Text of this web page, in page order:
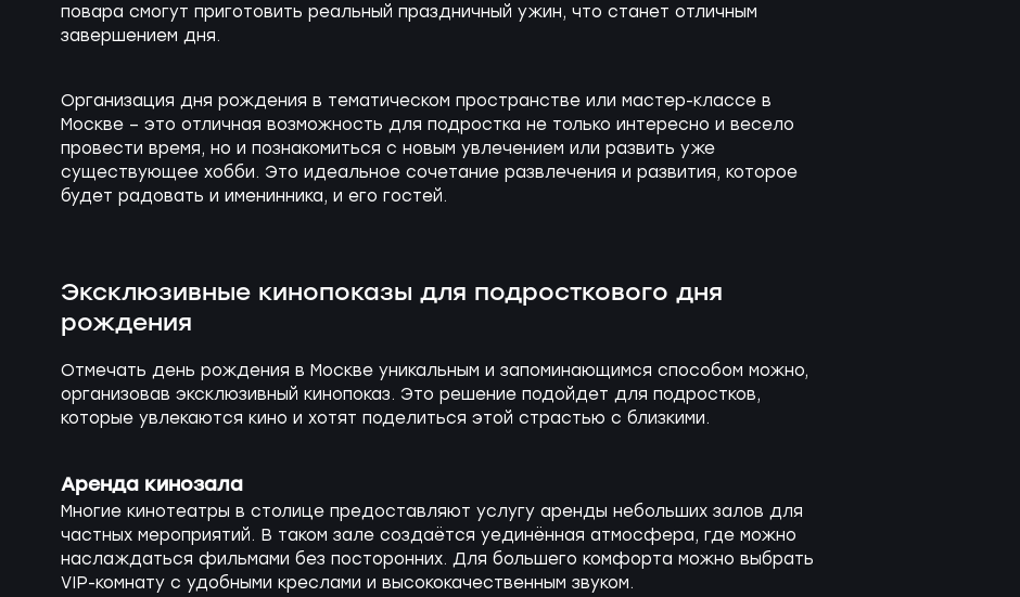
повара смогут приготовить реальный праздничный ужин, что станет отличным
завершением дня.
Организация дня рождения в тематическом пространстве или мастер-классе в
Москве – это отличная возможность для подростка не только интересно и весело
провести время, но и познакомиться с новым увлечением или развить уже
существующее хобби. Это идеальное сочетание развлечения и развития, которое
будет радовать и именинника, и его гостей.
Эксклюзивные кинопоказы для подросткового дня
рождения
Отмечать день рождения в Москве уникальным и запоминающимся способом можно,
организовав эксклюзивный кинопоказ. Это решение подойдет для подростков,
которые увлекаются кино и хотят поделиться этой страстью с близкими.
Аренда кинозала
Многие кинотеатры в столице предоставляют услугу аренды небольших залов для
частных мероприятий. В таком зале создаётся уединённая атмосфера, где можно
наслаждаться фильмами без посторонних. Для большего комфорта можно выбрать
VIP-комнату с удобными креслами и высококачественным звуком.